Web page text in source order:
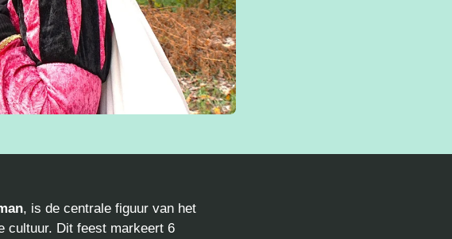
, is de centrale figuur van het
cultuur. Dit feest markeert 6